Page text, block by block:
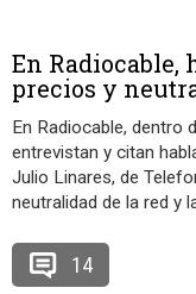
En Radiocable,
precios y
En Radiocable, dentro
entrevistan y citan
Julio Linares, de
neutralidad de la red y
14